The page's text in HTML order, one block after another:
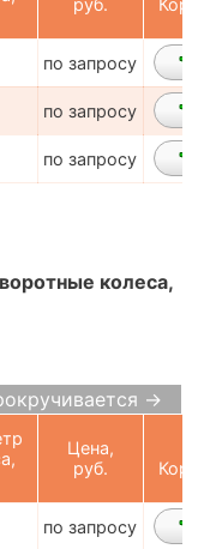
по запросу
по запросу
по запросу
колеса,
→
Цена,
руб.
по запросу